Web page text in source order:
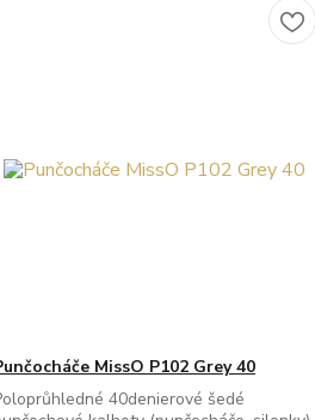
MissO P102 Grey 40
40denierové šedé